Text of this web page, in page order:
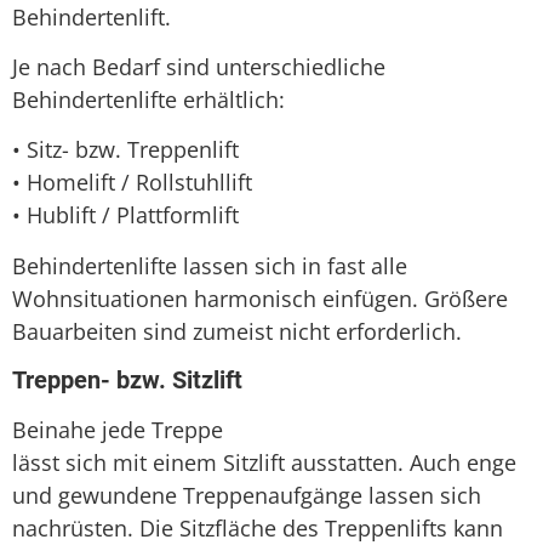
Behindertenlift.
Je nach Bedarf sind unterschiedliche
Behindertenlifte erhältlich:
• Sitz- bzw. Treppenlift
• Homelift / Rollstuhllift
• Hublift / Plattformlift
Behindertenlifte lassen sich in fast alle
Wohnsituationen harmonisch einfügen. Größere
Bauarbeiten sind zumeist nicht erforderlich.
Treppen- bzw. Sitzlift
Beinahe jede Treppe
lässt sich mit einem Sitzlift ausstatten. Auch enge
und gewundene Treppenaufgänge lassen sich
nachrüsten. Die Sitzfläche des Treppenlifts kann